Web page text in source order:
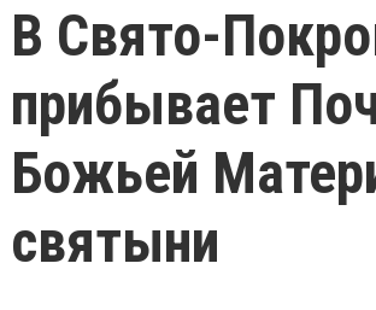
В Свято-
прибывает
Божьей
святыни